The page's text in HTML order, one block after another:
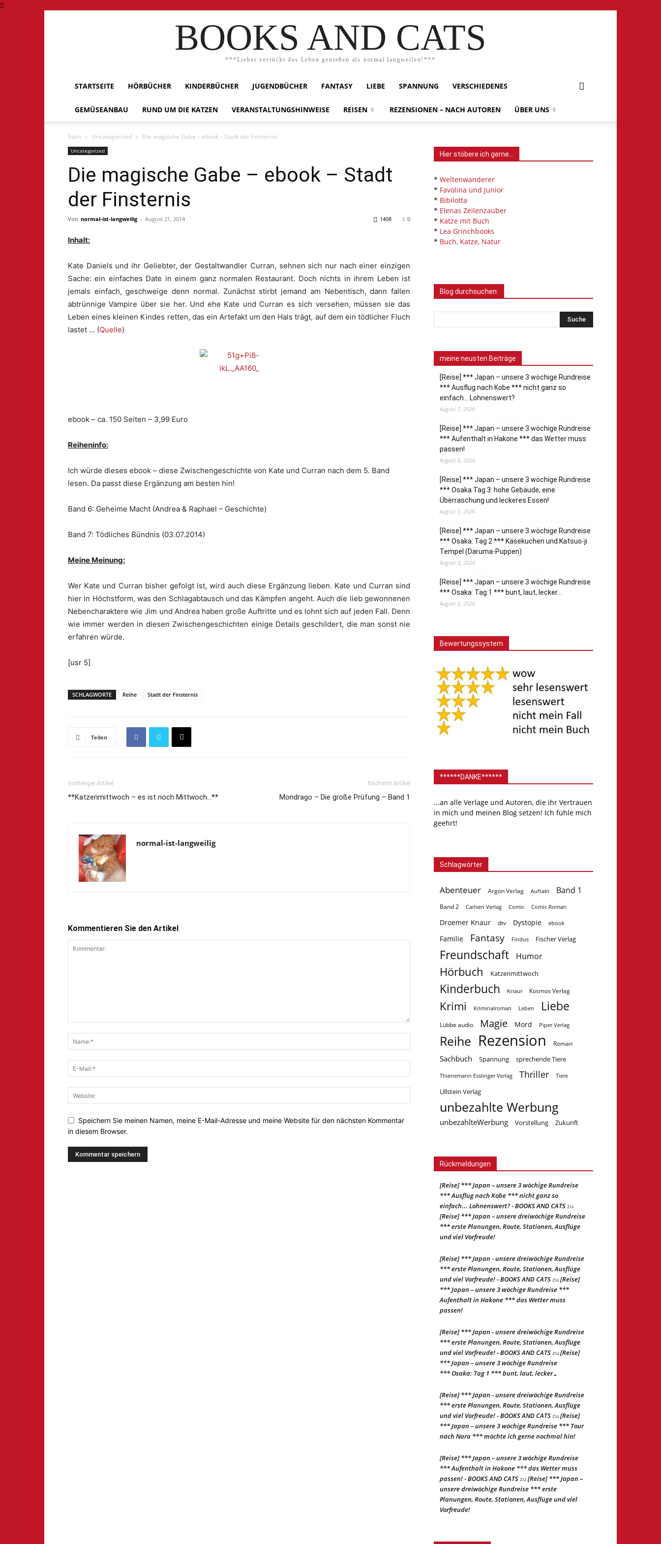
BOOKS AND CATS
***Lieber verrückt das Leben genießen als normal langweilen!***
STARTSEITE HÖRBÜCHER KINDERBÜCHER JUGENDBÜCHER FANTASY LIEBE SPANNUNG VERSCHIEDENES
GEMÜSEANBAU RUND UM DIE KATZEN VERANSTALTUNGSHINWEISE REISEN REZENSIONEN – NACH AUTOREN ÜBER UNS
Start Uncategorized Die magische Gabe – ebook – Stadt der Finsternis
Uncategorized
Die magische Gabe – ebook – Stadt
der Finsternis
Von normal-ist-langweilig - August 21, 2014 0
1408
Inhalt:
Kate Daniels und ihr Geliebter, der Gestaltwandler Curran, sehnen sich nur nach einer einzigen
Sache: ein einfaches Date in einem ganz normalen Restaurant. Doch nichts in ihrem Leben ist
jemals einfach, geschweige denn normal. Zunächst stirbt jemand am Nebentisch, dann fallen
abtrünnige Vampire über sie her. Und ehe Kate und Curran es sich versehen, müssen sie das
Leben eines kleinen Kindes retten, das ein Artefakt um den Hals trägt, auf dem ein tödlicher Fluch
lastet … (Quelle)
ebook – ca. 150 Seiten – 3,99 Euro
Reiheninfo:
Ich würde dieses ebook – diese Zwischengeschichte von Kate und Curran nach dem 5. Band
lesen. Da passt diese Ergänzung am besten hin!
Band 6: Geheime Macht (Andrea & Raphael – Geschichte)
Band 7: Tödliches Bündnis (03.07.2014)
Meine Meinung:
Wer Kate und Curran bisher gefolgt ist, wird auch diese Ergänzung lieben. Kate und Curran sind
hier in Höchstform, was den Schlagabtausch und das Kämpfen angeht. Auch die lieb gewonnenen
Nebencharaktere wie Jim und Andrea haben große Auftritte und es lohnt sich auf jeden Fall. Denn
wie immer werden in diesen Zwischengeschichten einige Details geschildert, die man sonst nie
erfahren würde.
[usr 5]
SCHLAGWORTE Reihe Stadt der Finsternis
Teilen
Vorheriger Artikel
**Katzenmittwoch – es ist noch Mittwoch…**
Nächster Artikel
Mondrago – Die große Prüfung – Band 1
normal-ist-langweilig
Kommentieren Sie den Artikel
Speichern Sie meinen Namen, meine E-Mail-Adresse und meine Website für den nächsten Kommentar
in diesem Browser.
Hier stöbere ich gerne…
* Weltenwanderer
* Favolina und Junior
* Bibilotta
* Elenas Zeilenzauber
* Katze mit Buch
* Lea Grinchbooks
* Buch, Katze, Natur
Blog durchsuchen:
meine neusten Beiträge
[Reise] *** Japan – unsere 3 wöchige Rundreise
*** Ausflug nach Kobe *** nicht ganz so
einfach… Lohnenswert?
August 7, 2026
[Reise] *** Japan – unsere 3 wöchige Rundreise
*** Aufenthalt in Hakone *** das Wetter muss
passen!
August 6, 2026
[Reise] *** Japan – unsere 3 wöchige Rundreise
*** Osaka Tag 3: hohe Gebäude, eine
Überraschung und leckeres Essen!
August 5, 2026
[Reise] *** Japan – unsere 3 wöchige Rundreise
*** Osaka: Tag 2 *** Käsekuchen und Katsuo-ji
Tempel (Daruma-Puppen)
August 3, 2026
[Reise] *** Japan – unsere 3 wöchige Rundreise
*** Osaka: Tag 1 *** bunt, laut, lecker…
August 2, 2026
Bewertungssystem
******DANKE******
...an alle Verlage und Autoren, die ihr Vertrauen
in mich und meinen Blog setzen! Ich fühle mich
geehrt!
Schlagwörter
Abenteuer Argon Verlag Auftakt Band 1
Band 2 Carlsen Verlag Comic Comic Roman
Droemer Knaur dtv Dystopie ebook
Familie Fantasy Findus Fischer Verlag
Freundschaft Humor
Hörbuch Katzenmittwoch
Kinderbuch Knaur Kosmos Verlag
Krimi Kriminalroman Leben Liebe
Lübbe audio Magie Mord Piper Verlag
Reihe Rezension Roman
Sachbuch Spannung sprechende Tiere
Thienemann Esslinger Verlag Thriller Tiere
Ullstein Verlag
unbezahlte Werbung
unbezahlteWerbung Vorstellung Zukunft
Rückmeldungen
[Reise] *** Japan – unsere 3 wöchige Rundreise
*** Ausflug nach Kobe *** nicht ganz so
einfach... Lohnenswert? - BOOKS AND CATSzu
[Reise] *** Japan – unsere dreiwöchige Rundreise
*** erste Planungen, Route, Stationen, Ausflüge
und viel Vorfreude!
[Reise] *** Japan - unsere dreiwöchige Rundreise
*** erste Planungen, Route, Stationen, Ausflüge
und viel Vorfreude! - BOOKS AND CATSzu[Reise]
*** Japan – unsere 3 wöchige Rundreise ***
Aufenthalt in Hakone *** das Wetter muss
passen!
[Reise] *** Japan - unsere dreiwöchige Rundreise
*** erste Planungen, Route, Stationen, Ausflüge
und viel Vorfreude! - BOOKS AND CATSzu[Reise]
*** Japan – unsere 3 wöchige Rundreise
*** Osaka: Tag 1 *** bunt, laut, lecker…
[Reise] *** Japan - unsere dreiwöchige Rundreise
*** erste Planungen, Route, Stationen, Ausflüge
und viel Vorfreude! - BOOKS AND CATSzu[Reise]
*** Japan – unsere 3 wöchige Rundreise *** Tour
nach Nara *** möchte ich gerne nochmal hin!
[Reise] *** Japan – unsere 3 wöchige Rundreise
*** Aufenthalt in Hakone *** das Wetter muss
passen! - BOOKS AND CATSzu[Reise] *** Japan –
unsere dreiwöchige Rundreise *** erste
Planungen, Route, Stationen, Ausflüge und viel
Vorfreude!